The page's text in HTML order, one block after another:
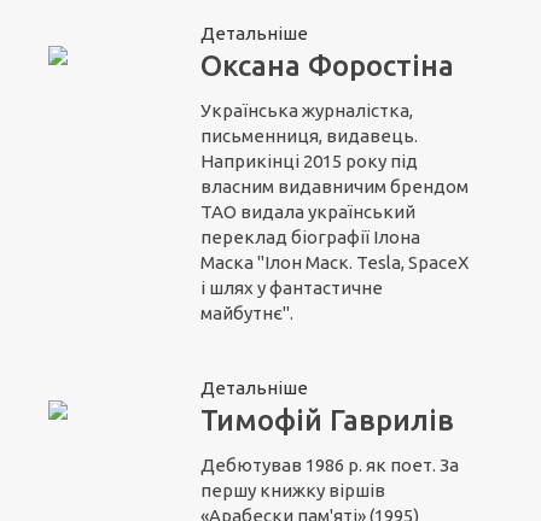
Детальніше
Оксана Форостіна
Українська журналістка,
письменниця, видавець.
Наприкінці 2015 року під
власним видавничим брендом
ТАО видала український
переклад біографії Ілона
Маска "Ілон Маск. Tesla, SpaceX
і шлях у фантастичне
майбутнє".
Детальніше
Тимофій Гаврилів
Дебютував 1986 р. як поет. За
першу книжку віршів
«Арабески пам'яті» (1995)